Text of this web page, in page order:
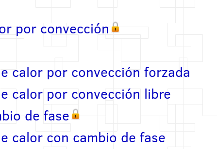
por convección
calor por convección forzada
calor por convección libre
de fase
calor con cambio de fase